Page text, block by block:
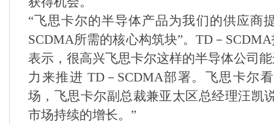
“飞思卡尔的半导体产品为我们的供应商
SCDMA所需的核心构筑块”。TD－
表示，很高兴飞思卡尔这样的半导体公司
力来推进 TD－SCDMA部署。飞思卡尔
场，飞思卡尔副总裁兼亚太区总经理汪凯
市场持续的增长。”